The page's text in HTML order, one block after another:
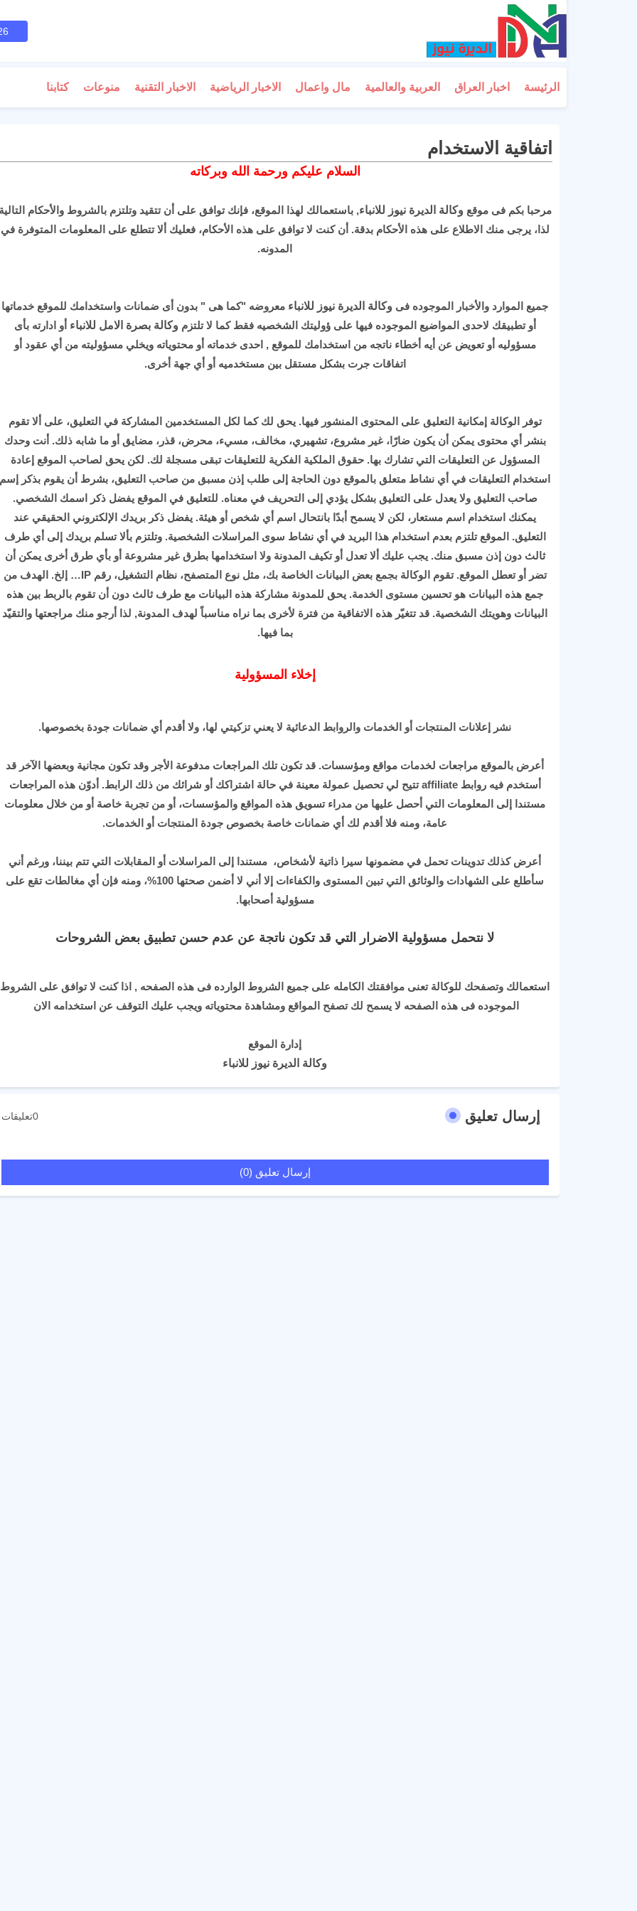
الرئيسة اخبار العراق العربية والعالمية مال واعمال الاخبار الرياضية الاخبار التقنية منوعات كتابنا
اتفاقية الاستخدام
السلام عليكم ورحمة الله وبركاته
مرحبا بكم فى موقع وكالة الديرة نيوز للانباء, باستعمالك لهذا الموقع، فإنك توافق على أن تتقيد وتلتزم بالشروط والأحكام التالية
لذا، يرجى منك الاطلاع على هذه الأحكام بدقة. أن كنت لا توافق على هذه الأحكام، فعليك ألا تتطلع على المعلومات المتوفرة في
المدونه.
جميع الموارد والأخبار الموجوده فى وكالة الديرة نيوز للانباء معروضه "كما هى " بدون أى ضمانات واستخدامك للموقع خدماتها
أو تطبيقك لاحدى المواضيع الموجوده فيها على ؤوليتك الشخصيه فقط كما لا تلتزم وكالة بصرة الامل للانباء أو ادارته بأى
مسؤوليه أو تعويض عن أيه أخطاء ناتجه من استخدامك للموقع , احدى خدماته أو محتوياته ويخلي مسؤوليته من أي عقود أو
اتفاقات جرت بشكل مستقل بين مستخدميه أو أي جهة أخرى.
توفر الوكالة إمكانية التعليق على المحتوى المنشور فيها. يحق لك كما لكل المستخدمين المشاركة في التعليق، على ألا تقوم
بنشر أي محتوى يمكن أن يكون ضارًا، غير مشروع، تشهيري، مخالف، مسيء، محرض، قذر، مضايق أو ما شابه ذلك. أنت وحدك
المسؤول عن التعليقات التي تشارك بها. حقوق الملكية الفكرية للتعليقات تبقى مسجلة لك. لكن يحق لصاحب الموقع إعادة
استخدام التعليقات في أي نشاط متعلق بالموقع دون الحاجة إلى طلب إذن مسبق من صاحب التعليق، بشرط أن يقوم بذكر إسم
صاحب التعليق ولا يعدل على التعليق بشكل يؤدي إلى التحريف في معناه. للتعليق في الموقع يفضل ذكر اسمك الشخصي.
يمكنك استخدام اسم مستعار، لكن لا يسمح أبدًا بانتحال اسم أي شخص أو هيئة. يفضل ذكر بريدك الإلكتروني الحقيقي عند
التعليق. الموقع تلتزم بعدم استخدام هذا البريد في أي نشاط سوى المراسلات الشخصية. وتلتزم بألا تسلم بريدك إلى أي طرف
ثالث دون إذن مسبق منك. يجب عليك ألا تعدل أو تكيف المدونة ولا استخدامها بطرق غير مشروعة أو بأي طرق أخرى يمكن أن
تضر أو تعطل الموقع. تقوم الوكالة بجمع بعض البيانات الخاصة بك، مثل نوع المتصفح، نظام التشغيل، رقم IP… إلخ. الهدف من
جمع هذه البيانات هو تحسين مستوى الخدمة. يحق للمدونة مشاركة هذه البيانات مع طرف ثالث دون أن تقوم بالربط بين هذه
البيانات وهويتك الشخصية. قد تتغيّر هذه الاتفاقية من فترة لأخرى بما نراه مناسباً لهدف المدونة, لذا أرجو منك مراجعتها والتقيّد
بما فيها.
إخلاء المسؤولية
نشر إعلانات المنتجات أو الخدمات والروابط الدعائية لا يعني تزكيتي لها، ولا أقدم أي ضمانات جودة بخصوصها.
أعرض بالموقع مراجعات لخدمات مواقع ومؤسسات. قد تكون تلك المراجعات مدفوعة الأجر وقد تكون مجانية وبعضها الآخر قد
أستخدم فيه روابط affiliate تتيح لي تحصيل عمولة معينة في حالة اشتراكك أو شرائك من ذلك الرابط. أدوّن هذه المراجعات
مستندا إلى المعلومات التي أحصل عليها من مدراء تسويق هذه المواقع والمؤسسات، أو من تجربة خاصة أو من خلال معلومات
عامة، ومنه فلا أقدم لك أي ضمانات خاصة بخصوص جودة المنتجات أو الخدمات.
أعرض كذلك تدوينات تحمل في مضمونها سيرا ذاتية لأشخاص، مستندا إلى المراسلات أو المقابلات التي تتم بيننا، ورغم أني
سأطلع على الشهادات والوثائق التي تبين المستوى والكفاءات إلا أني لا أضمن صحتها 100%، ومنه فإن أي مغالطات تقع على
مسؤولية أصحابها.
لا نتحمل مسؤولية الاضرار التي قد تكون ناتجة عن عدم حسن تطبيق بعض الشروحات
استعمالك وتصفحك للوكالة تعنى موافقتك الكامله على جميع الشروط الوارده فى هذه الصفحه , اذا كنت لا توافق على الشروط
الموجوده فى هذه الصفحه لا يسمح لك تصفح المواقع ومشاهدة محتوياته ويجب عليك التوقف عن استخدامه الان
إدارة الموقع
وكالة الديرة نيوز للانباء
إرسال تعليق 0تعليقات
إرسال تعليق (0)